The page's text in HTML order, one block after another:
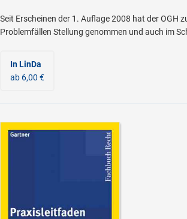
Seit Erscheinen der 1. Auflage 2008 hat der OGH
Problemfällen Stellung genommen und auch im
In LinDa
ab 6,00 €